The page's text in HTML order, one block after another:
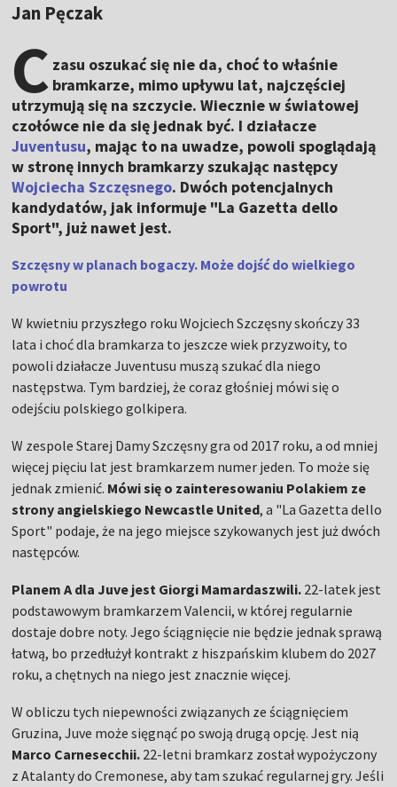
Jan Pęczak
C zasu oszukać się nie da, choć to właśnie
bramkarze, mimo upływu lat, najczęściej
utrzymują się na szczycie. Wiecznie w światowej
czołówce nie da się jednak być. I działacze
Juventusu, mając to na uwadze, powoli spoglądają
w stronę innych bramkarzy szukając następcy
Wojciecha Szczęsnego. Dwóch potencjalnych
kandydatów, jak informuje "La Gazetta dello
Sport", już nawet jest.
Szczęsny w planach bogaczy. Może dojść do wielkiego
powrotu
W kwietniu przyszłego roku Wojciech Szczęsny skończy 33
lata i choć dla bramkarza to jeszcze wiek przyzwoity, to
powoli działacze Juventusu muszą szukać dla niego
następstwa. Tym bardziej, że coraz głośniej mówi się o
odejściu polskiego golkipera.
W zespole Starej Damy Szczęsny gra od 2017 roku, a od mniej
więcej pięciu lat jest bramkarzem numer jeden. To może się
jednak zmienić. Mówi się o zainteresowaniu Polakiem ze
strony angielskiego Newcastle United, a "La Gazetta dello
Sport" podaje, że na jego miejsce szykowanych jest już dwóch
następców.
Planem A dla Juve jest Giorgi Mamardaszwili. 22-latek jest
podstawowym bramkarzem Valencii, w której regularnie
dostaje dobre noty. Jego ściągnięcie nie będzie jednak sprawą
łatwą, bo przedłużył kontrakt z hiszpańskim klubem do 2027
roku, a chętnych na niego jest znacznie więcej.
W obliczu tych niepewności związanych ze ściągnięciem
Gruzina, Juve może sięgnąć po swoją drugą opcję. Jest nią
Marco Carnesecchii. 22-letni bramkarz został wypożyczony
z Atalanty do Cremonese, aby tam szukać regularnej gry. Jeśli